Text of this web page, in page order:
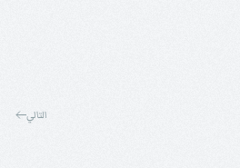
التالي